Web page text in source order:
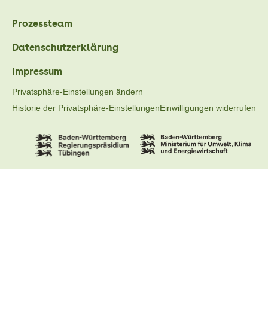
Prozessteam
Datenschutzerklärung
Impressum
Privatsphäre-Einstellungen ändern
Historie der Privatsphäre-EinstellungenEinwilligungen widerrufen